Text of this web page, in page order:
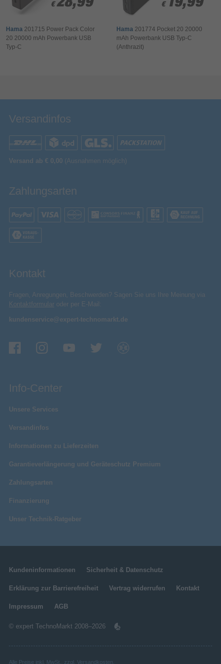
€ 28,99
€ 28,99
Hama 201715 Power Pack Color
20 20000 mAh Powerbank USB
Typ-C
€ 19,99
€ 19,99
Hama 201774 Pocket 20 20000
mAh Powerbank USB Typ-C
(Anthrazit)
Versandinfos
Versand ab € 0,00 (Ausnahmen möglich)
Zahlungsarten
Kontakt
Fragen, Anregungen, Beschwerden? Sagen Sie uns Ihre Meinung via
Kontaktformular oder per E-Mail:
kundenservice@expert-technomarkt.de
Info-Center
Unsere Services
Versandinfos
Informationen zu Lieferzeiten
Garantieverlängerung und Geräteschutz Premium
Zahlungsarten
Finanzierung
Unser Technik-Ratgeber
Kundeninformationen Sicherheit & Datenschutz
Erklärung zur Barrierefreiheit Vertrag widerrufen Kontakt
Impressum AGB
© expert TechnoMarkt 2008–2026
Alle Preise inkl. MwSt., zzgl. Versandkosten